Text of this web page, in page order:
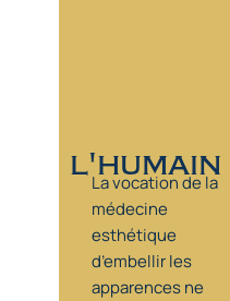
l'humain
La vocation de la
médecine
esthétique
d’embellir les
apparences ne